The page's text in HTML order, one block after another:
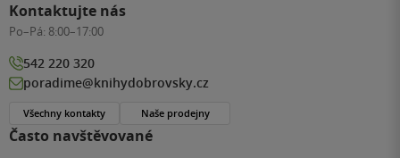
Často navštěvované
Kontaktujte nás
Po–Pá: 8:00–17:00
542 220 320
poradime@knihydobrovsky.cz
Všechny kontakty Naše prodejny